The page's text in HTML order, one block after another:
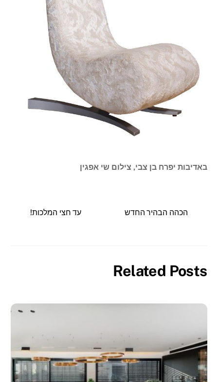
באדיבות יפרח בן צבי, צילום שי אפגין
הכהה הבהיר החדש עד חצי המלכות!
Related Posts